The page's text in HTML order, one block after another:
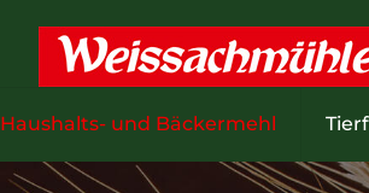
Haushalts- und Bäckermehl